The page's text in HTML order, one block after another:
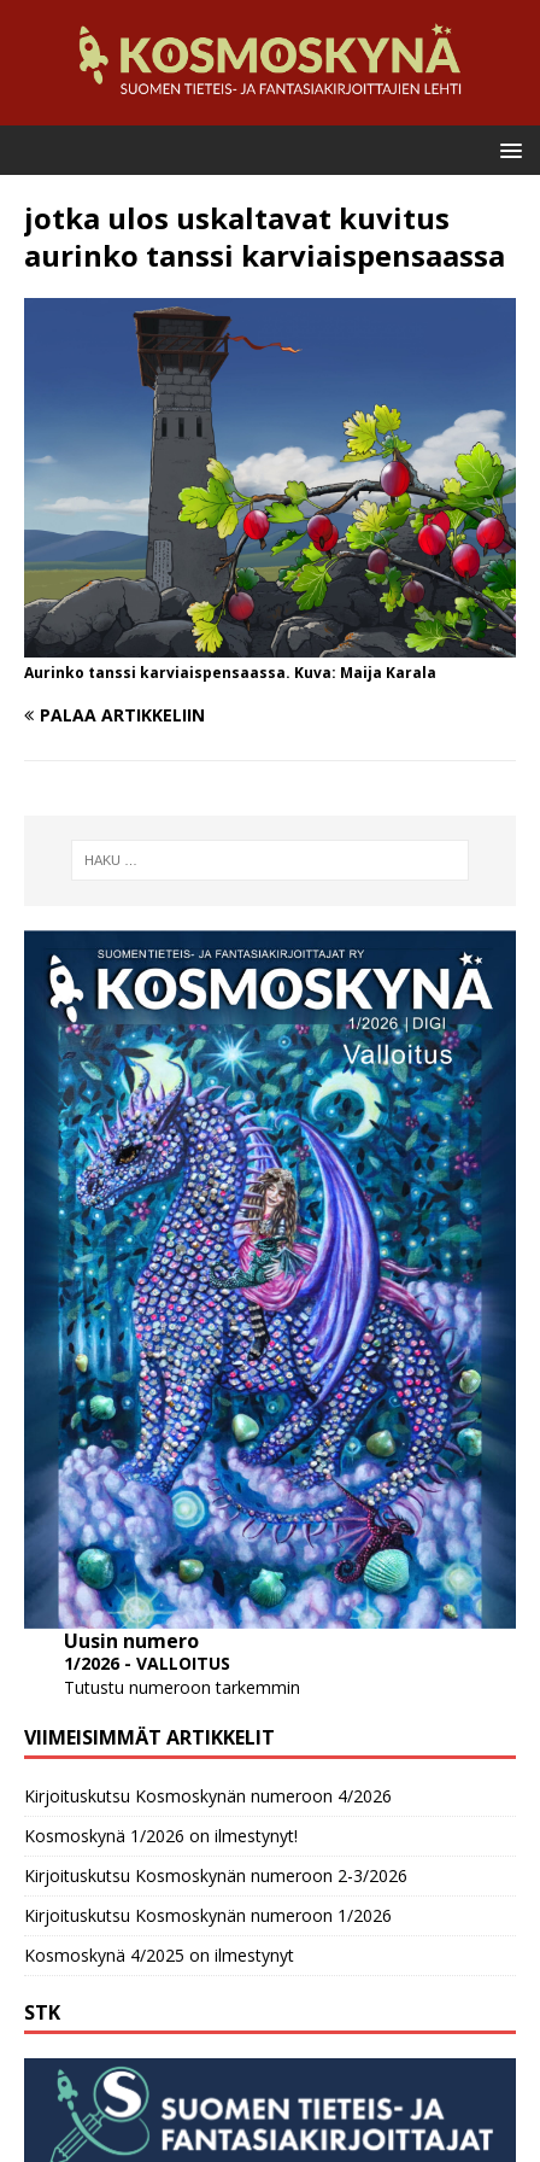
jotka ulos uskaltavat kuvitus
aurinko tanssi karviaispensaassa
Aurinko tanssi karviaispensaassa. Kuva: Maija Karala
PALAA ARTIKKELIIN
Uusin numero
1/2026 - VALLOITUS
Tutustu numeroon tarkemmin
VIIMEISIMMÄT ARTIKKELIT
Kirjoituskutsu Kosmoskynän numeroon 4/2026
Kosmoskynä 1/2026 on ilmestynyt!
Kirjoituskutsu Kosmoskynän numeroon 2-3/2026
Kirjoituskutsu Kosmoskynän numeroon 1/2026
Kosmoskynä 4/2025 on ilmestynyt
STK